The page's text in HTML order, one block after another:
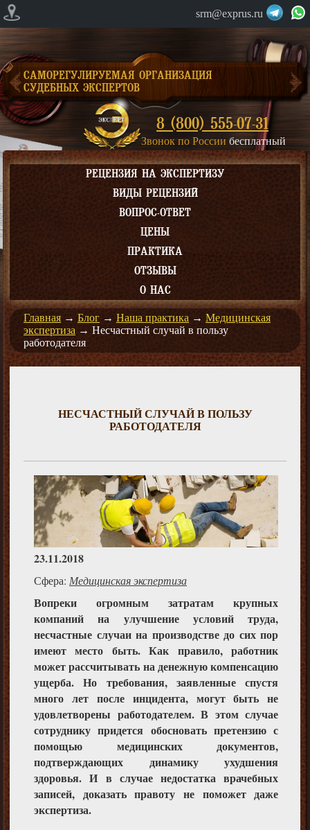
srm@exprus.ru
САМОРЕГУЛИРУЕМАЯ ОРГАНИЗАЦИЯ
СУДЕБНЫХ ЭКСПЕРТОВ
8 (800) 555-07-31
Звонок по России бесплатный
РЕЦЕНЗИЯ НА ЭКСПЕРТИЗУ
ВИДЫ РЕЦЕНЗИЙ
ВОПРОС-ОТВЕТ
ЦЕНЫ
ПРАКТИКА
ОТЗЫВЫ
О НАС
Главная → Блог → Наша практика → Медицинская
экспертиза → Несчастный случай в пользу
работодателя
НЕСЧАСТНЫЙ СЛУЧАЙ В ПОЛЬЗУ
РАБОТОДАТЕЛЯ
23.11.2018
Сфера: Медицинская экспертиза
Вопреки огромным затратам крупных
компаний на улучшение условий труда,
несчастные случаи на производстве до сих пор
имеют место быть. Как правило, работник
может рассчитывать на денежную компенсацию
ущерба. Но требования, заявленные спустя
много лет после инцидента, могут быть не
удовлетворены работодателем. В этом случае
сотруднику придется обосновать претензию с
помощью медицинских документов,
подтверждающих динамику ухудшения
здоровья. И в случае недостатка врачебных
записей, доказать правоту не поможет даже
экспертиза.